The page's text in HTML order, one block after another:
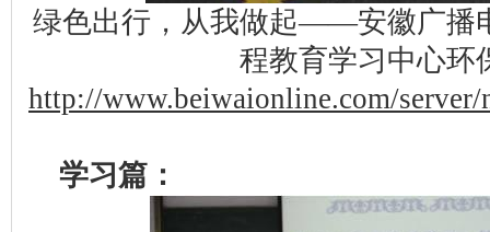
绿色出行，从我做起——安徽广播
程教育学习中心环
http://www.beiwaionline.com/
学习篇：